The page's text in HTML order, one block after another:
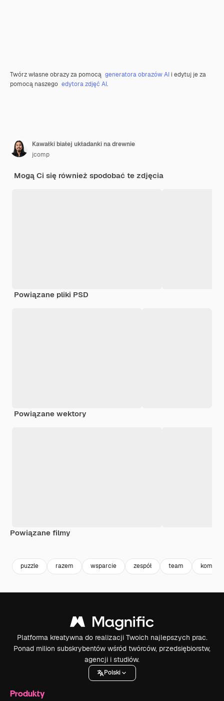
Twórz własne obrazy za pomocą generatora obrazów AI i edytuj je za
pomocą naszego edytora zdjęć AI.
Kawałki białej układanki na drewnie
jcomp
Mogą Ci się również spodobać te zdjęcia
Powiązane pliki PSD
Powiązane wektory
Powiązane filmy
puzzle razem wsparcie zespół team
Platforma kreatywna do realizacji Twoich najlepszych prac.
Ponad milion subskrybentów wśród twórców, przedsiębiorstw,
agencji i studiów.
Polski
Produkty